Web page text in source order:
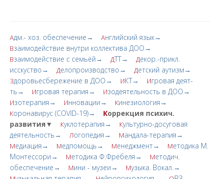
Адм.- хоз. обеспечение→ Английский язык→
Взаимодействие внутри коллектива ДОО→
Взаимодействие с семьёй→ ДТТ→ Декор.-прикл.
исскуство→
Делопроизводство→ Детский аутизм→
Здоровьесбережение в ДОО→ ИКТ→ Игровая деят-
ть→
Игровая терапия→ Изодеятельность в ДОО→
Изотерапия→ Инновации→ Кинезиология→
Коронавирус (COVID-19)→ Коррекция психич.
развития▼
Куклотерапия→ Культурно-досуговая
деятельность→
Логопедия→ Мандала-терапия→
Медиация→ Медпомощь→ Менеджмент→ Методика М.
Монтессори→
Методика Ф.Фрёбеля→ Методич.
обеспечение→
Мини - музеи→ Музыка. Вокал.→